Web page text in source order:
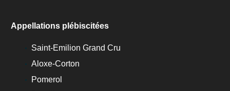
Appellations plébiscitées
Saint-Emilion Grand Cru
Aloxe-Corton
Pomerol